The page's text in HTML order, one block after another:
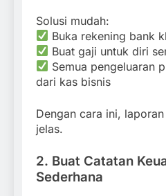
Solusi mudah:
Buka rekening bank
Buat gaji untuk diri
Semua pengeluaran
dari kas bisnis
Dengan cara ini,
jelas.
2. Buat Catatan
Sederhana